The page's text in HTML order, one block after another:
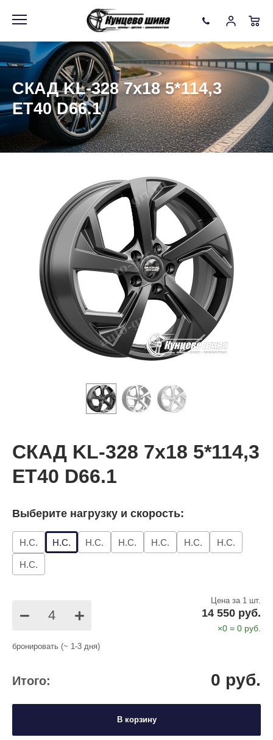
СКАД KL-328 7x18 5*114,3
ET40 D66.1
СКАД KL-328 7x18 5*114,3
ET40 D66.1
Выберите нагрузку и скорость:
Н.С. Н.С. Н.С. Н.С. Н.С. Н.С. Н.С.
Н.С.
− +
Цена за 1 шт.
14 550 руб.
×0 = 0 руб.
бронировать (~ 1-3 дня)
Итого: 0 руб.
В корзину
Информация Фото товара